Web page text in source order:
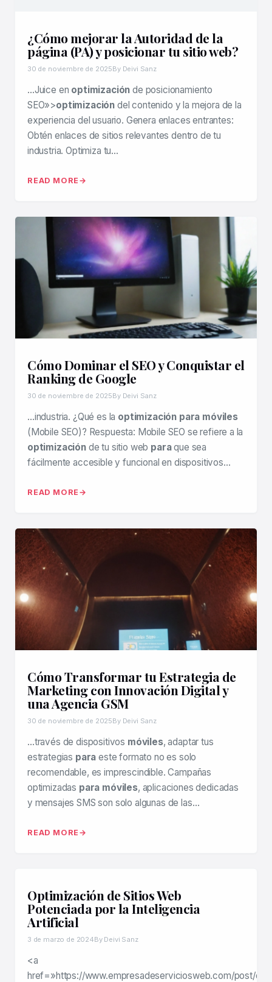
¿Cómo mejorar la Autoridad de la
página (PA) y posicionar tu sitio web?
30 de noviembre de 2025By Deivi Sanz
…Juice en optimización de posicionamiento
SEO»>optimización del contenido y la mejora de la
experiencia del usuario. Genera enlaces entrantes:
Obtén enlaces de sitios relevantes dentro de tu
industria. Optimiza tu…
READ MORE
Cómo Dominar el SEO y Conquistar el
Ranking de Google
30 de noviembre de 2025By Deivi Sanz
…industria. ¿Qué es la optimización para móviles
(Mobile SEO)? Respuesta: Mobile SEO se refiere a la
optimizaciónde tu sitio web paraque sea
fácilmente accesible y funcional en dispositivos…
READ MORE
Cómo Transformar tu Estrategia de
Marketing con Innovación Digital y
una Agencia GSM
30 de noviembre de 2025By Deivi Sanz
…través de dispositivos móviles, adaptar tus
estrategias para este formato no es solo
recomendable, es imprescindible. Campañas
optimizadas para móviles, aplicaciones dedicadas
y mensajes SMS son solo algunas de las…
READ MORE
Optimización de Sitios Web
Potenciada por la Inteligencia
Artificial
3 de marzo de 2024By Deivi Sanz
<a
href=»https://www.empresadeserviciosweb.com/post/